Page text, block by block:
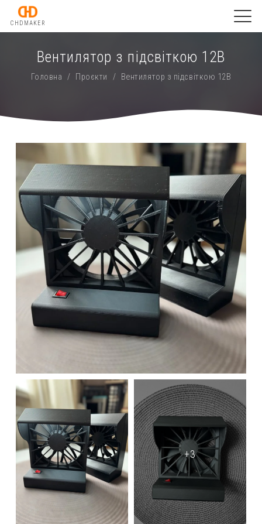
CHDMAKER
Вентилятор з підсвіткою 12В
Головна / Проєкти / Вентилятор з підсвіткою 12В